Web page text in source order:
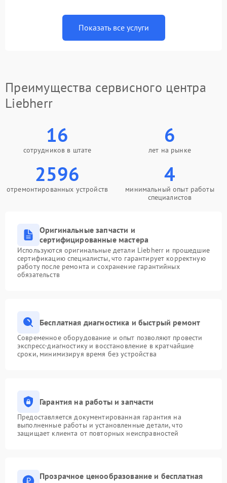
Показать все услуги
Преимущества сервисного центра
Liebherr
16
сотрудников в штате
6
лет на рынке
2596
отремонтированных устройств
4
минимальный опыт работы
специалистов
Оригинальные запчасти и
сертифицированные мастера
Используются оригинальные детали Liebherr и прошедшие
сертификацию специалисты, что гарантирует корректную
работу после ремонта и сохранение гарантийных
обязательств
Бесплатная диагностика и быстрый ремонт
Современное оборудование и опыт позволяют провести
экспресс-диагностику и восстановление в кратчайшие
сроки, минимизируя время без устройства
Гарантия на работы и запчасти
Предоставляется документированная гарантия на
выполненные работы и установленные детали, что
защищает клиента от повторных неисправностей
Прозрачное ценообразование и бесплатная